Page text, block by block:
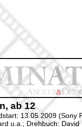
ab 12
13.05.2009 (Sony
u.a.; Drehbuch: David